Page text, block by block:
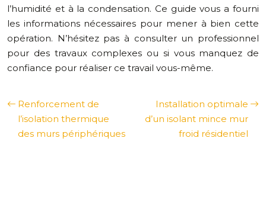
l’humidité et à la condensation. Ce guide vous a fourni
les informations nécessaires pour mener à bien cette
opération. N’hésitez pas à consulter un professionnel
pour des travaux complexes ou si vous manquez de
confiance pour réaliser ce travail vous-même.
Renforcement de
l’isolation thermique
des murs périphériques
Installation optimale
d’un isolant mince mur
froid résidentiel